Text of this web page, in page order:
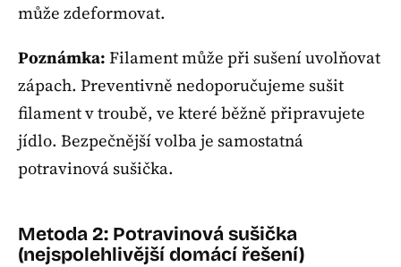
může zdeformovat.
Poznámka: Filament může při sušení uvolňovat
zápach. Preventivně nedoporučujeme sušit
filament v troubě, ve které běžně připravujete
jídlo. Bezpečnější volba je samostatná
potravinová sušička.
Metoda 2: Potravinová sušička
(nejspolehlivější domácí řešení)